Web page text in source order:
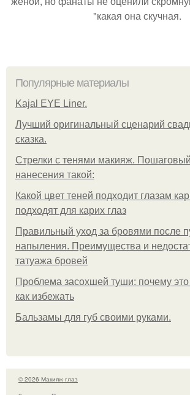
"какая она скучная.
Популярные материалы
Kajal EYE Liner.
Лучший оригинальный сценарий
сказка.
Стрелки с тенями макияж.
нанесения такой:
Какой цвет теней подходит глазам
подходят для карих глаз
Правильный уход за бровями после
напыления. Преимущества и
татуажа бровей
Проблема засохшей туши: почему это
как избежать
Бальзамы для губ своими руками.
© 2026 Макияж глаз